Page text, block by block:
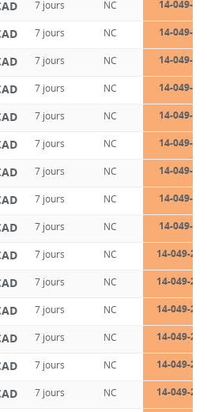
7 jours NC 14-049-
7 jours NC 14-049-
7 jours NC 14-049-
7 jours NC 14-049-
7 jours NC 14-049-
7 jours NC 14-049-
7 jours NC 14-049-
7 jours NC 14-049-
7 jours NC 14-049-
7 jours NC 14-049-
7 jours NC 14-049-
7 jours NC 14-049-
7 jours NC 14-049-
7 jours NC 14-049-
7 jours NC 14-049-